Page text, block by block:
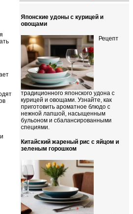
Японские удоны с курицей и
овощами
Рецепт
традиционного японского удона с
курицей и овощами. Узнайте, как
приготовить ароматное блюдо с
нежной лапшой, насыщенным
бульоном и сбалансированными
специями.
Китайский жареный рис с яйцом и
зеленым горошком